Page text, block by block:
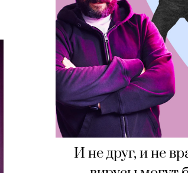
И не друг, и не